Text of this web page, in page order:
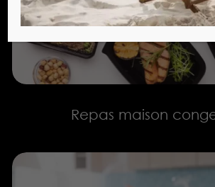
Repas maison